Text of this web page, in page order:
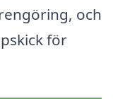
och
för